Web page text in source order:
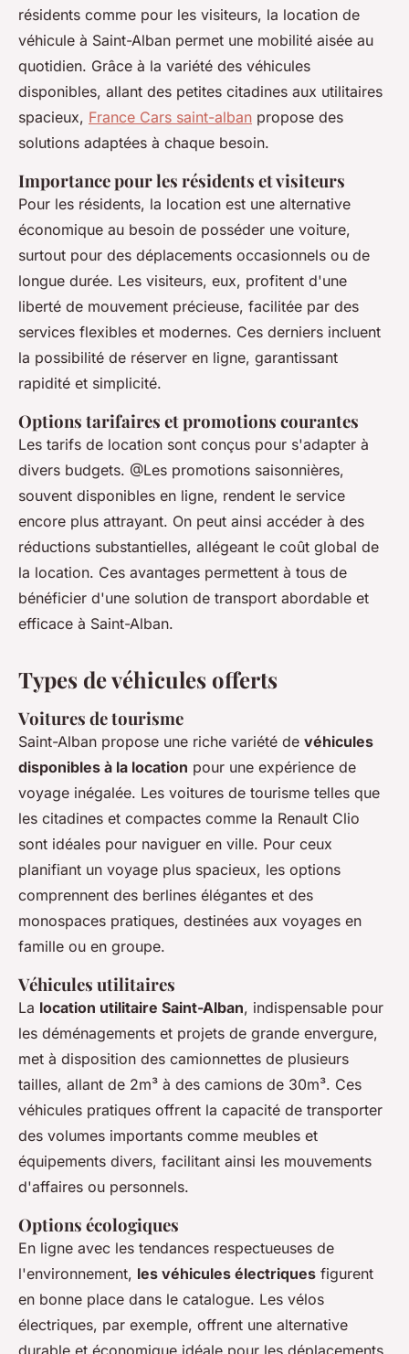
résidents comme pour les visiteurs, la location de
véhicule à Saint-Alban permet une mobilité aisée au
quotidien. Grâce à la variété des véhicules
disponibles, allant des petites citadines aux utilitaires
spacieux, France Cars saint-alban propose des
solutions adaptées à chaque besoin.
Importance pour les résidents et visiteurs
Pour les résidents, la location est une alternative
économique au besoin de posséder une voiture,
surtout pour des déplacements occasionnels ou de
longue durée. Les visiteurs, eux, profitent d'une
liberté de mouvement précieuse, facilitée par des
services flexibles et modernes. Ces derniers incluent
la possibilité de réserver en ligne, garantissant
rapidité et simplicité.
Options tarifaires et promotions courantes
Les tarifs de location sont conçus pour s'adapter à
divers budgets. @Les promotions saisonnières,
souvent disponibles en ligne, rendent le service
encore plus attrayant. On peut ainsi accéder à des
réductions substantielles, allégeant le coût global de
la location. Ces avantages permettent à tous de
bénéficier d'une solution de transport abordable et
efficace à Saint-Alban.
Types de véhicules offerts
Voitures de tourisme
Saint-Alban propose une riche variété de véhicules
disponibles à la location pour une expérience de
voyage inégalée. Les voitures de tourisme telles que
les citadines et compactes comme la Renault Clio
sont idéales pour naviguer en ville. Pour ceux
planifiant un voyage plus spacieux, les options
comprennent des berlines élégantes et des
monospaces pratiques, destinées aux voyages en
famille ou en groupe.
Véhicules utilitaires
La location utilitaire Saint-Alban, indispensable pour
les déménagements et projets de grande envergure,
met à disposition des camionnettes de plusieurs
tailles, allant de 2m³ à des camions de 30m³. Ces
véhicules pratiques offrent la capacité de transporter
des volumes importants comme meubles et
équipements divers, facilitant ainsi les mouvements
d'affaires ou personnels.
Options écologiques
En ligne avec les tendances respectueuses de
l'environnement, les véhicules électriques figurent
en bonne place dans le catalogue. Les vélos
électriques, par exemple, offrent une alternative